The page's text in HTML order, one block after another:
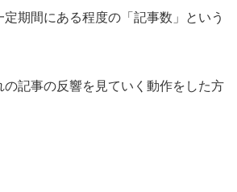
期間にある程度の「記事数」という
の記事の反響を見ていく動作をした方